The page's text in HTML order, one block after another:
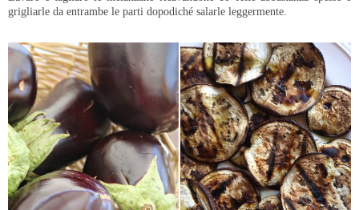
grigliarle da entrambe le parti dopodiché salarle leggermente.